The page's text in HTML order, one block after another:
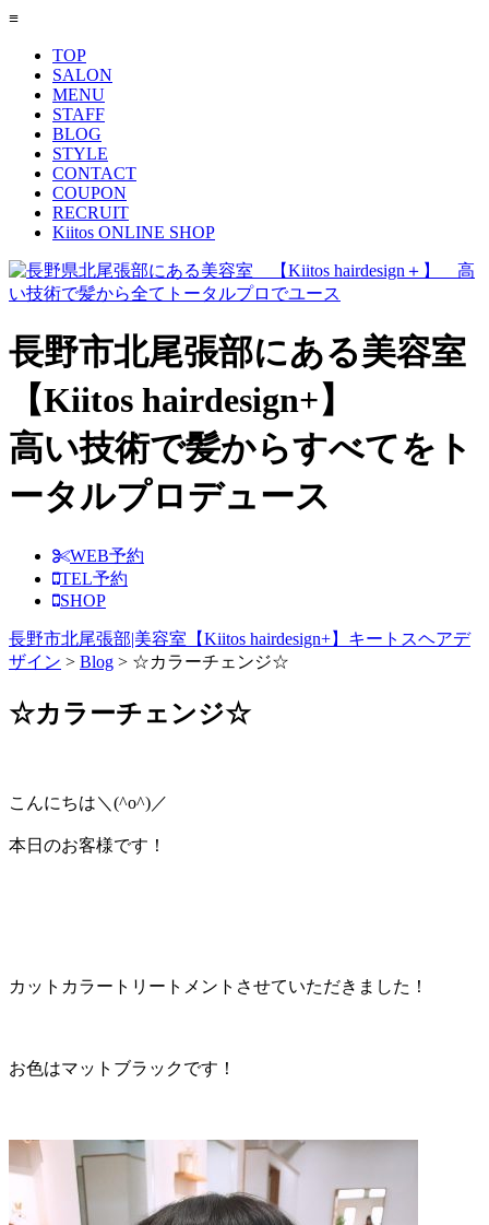
≡
TOP
SALON
MENU
STAFF
BLOG
STYLE
CONTACT
COUPON
RECRUIT
Kiitos ONLINE SHOP
長野市北尾張部にある美容室
【Kiitos hairdesign+】
高い技術で髪からすべてをト
ータルプロデュース
WEB予約
TEL予約
SHOP
長野市北尾張部|美容室【Kiitos hairdesign+】キートスヘアデ
ザイン > Blog > ☆カラーチェンジ☆
☆カラーチェンジ☆
こんにちは＼(^o^)／
本日のお客様です！
カットカラートリートメントさせていただきました！
お色はマットブラックです！